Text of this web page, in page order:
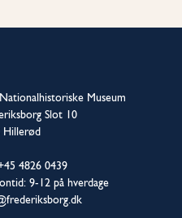
Museum
Slot 10
Hillerød
4826 0439
9-12 på hverdage